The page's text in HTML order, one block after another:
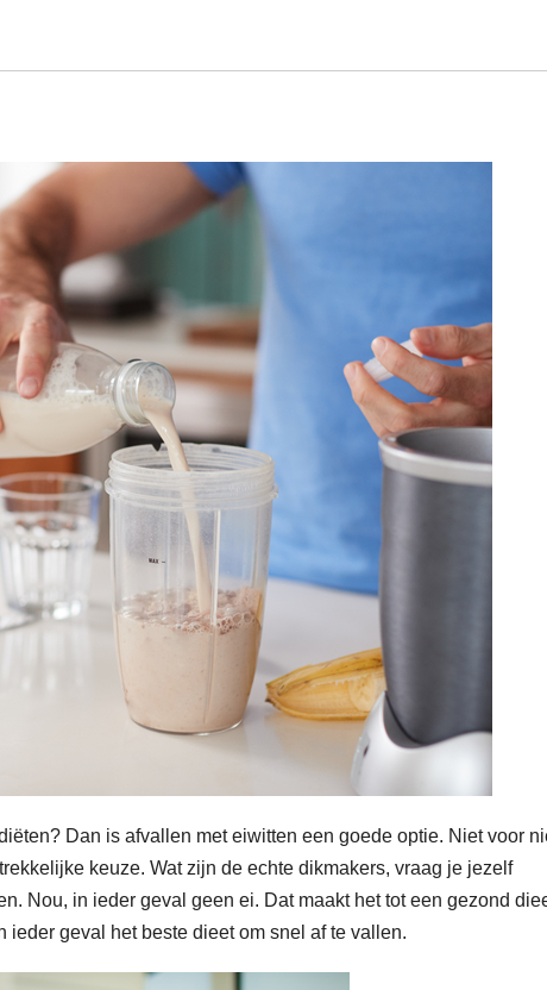
Dan is afvallen met eiwitten een goede optie. Niet voor
keuze. Wat zijn de echte dikmakers, vraag je jezelf
Nou, in ieder geval geen ei. Dat maakt het tot een gezond
geval het beste dieet om snel af te vallen.